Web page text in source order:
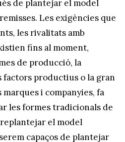
de plantejar el model
Les exigències que
les rivalitats amb
fins al moment,
de producció, la
productius o la gran
i companyies, fa
les formes tradicionals de
el model
capaços de plantejar